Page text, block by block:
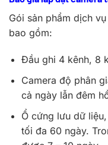
Gói sản phẩm dịch
bao gồm:
Đầu ghi 4 kênh, 8
Camera độ phân
cả ngày lẫn đêm
Ổ cứng lưu dữ
tối đa 60 ngày.